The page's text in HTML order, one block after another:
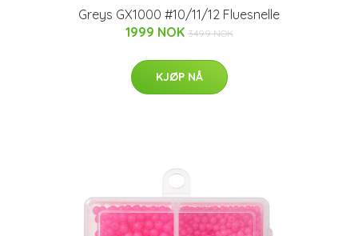
Greys GX1000 #10/11/12 Fluesnelle
1999 NOK 3499 NOK
KJØP NÅ